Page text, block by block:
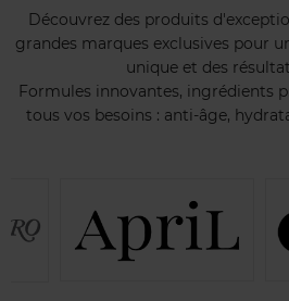
Découvrez des produits
grandes marques exclusives pour
unique et des
Formules innovantes, ingrédients
tous vos besoins : anti-âge,